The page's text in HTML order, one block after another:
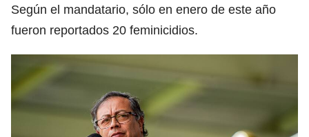
Según el mandatario, sólo en enero de este año
fueron reportados 20 feminicidios.